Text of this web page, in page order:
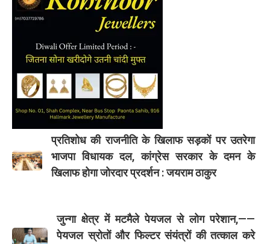
प्रतिशोध की राजनीति के खिलाफ सड़कों पर उतरेगा
भाजपा विधायक दल, कांग्रेस सरकार के दमन के
खिलाफ होगा जोरदार प्रदर्शन : जयराम ठाकुर
जुन्गा क्षेत्र में मटमैले पेयजल से लोग परेशान,——
पेयजल स्रोतों और फिल्टर संयंत्रों की तत्काल करे